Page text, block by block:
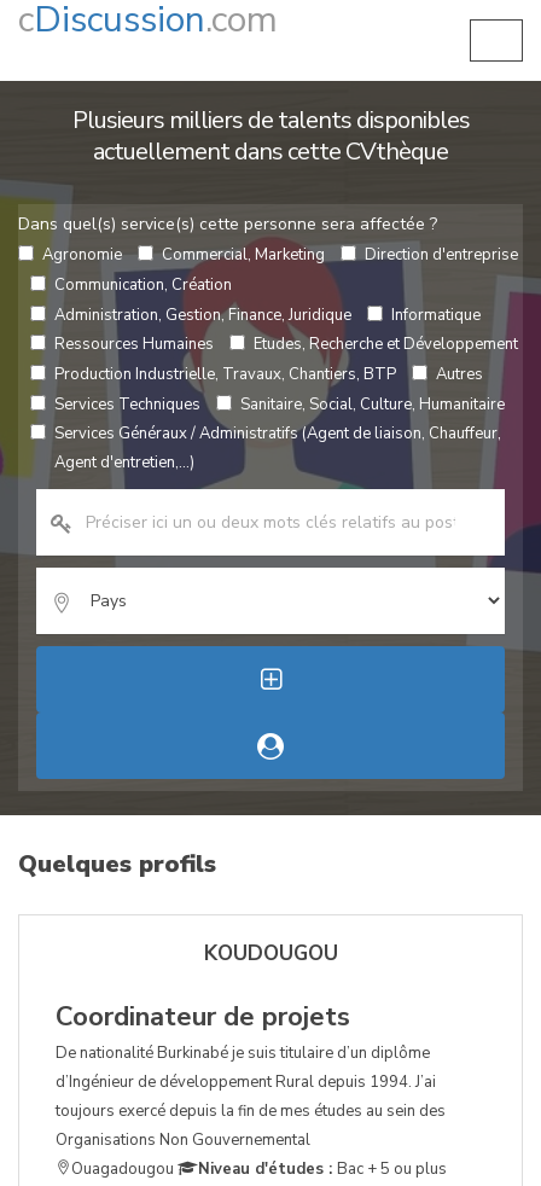
cDiscussion.com
Plusieurs milliers de talents disponibles
actuellement dans cette CVthèque
Dans quel(s) service(s) cette personne sera affectée ?
Agronomie Commercial, Marketing
Direction d'entreprise
Communication, Création
Administration, Gestion, Finance, Juridique
Informatique
Ressources Humaines
Etudes, Recherche et Développement
Production Industrielle, Travaux, Chantiers, BTP
Autres
Services Techniques
Sanitaire, Social, Culture, Humanitaire
Services Généraux / Administratifs (Agent de liaison, Chauffeur,
Agent d'entretien,...)
Quelques profils
KOUDOUGOU
Coordinateur de projets
De nationalité Burkinabé je suis titulaire d’un diplôme
d’Ingénieur de développement Rural depuis 1994. J’ai
toujours exercé depuis la fin de mes études au sein des
Organisations Non Gouvernemental
Ouagadougou
Niveau d'études : Bac + 5 ou plus